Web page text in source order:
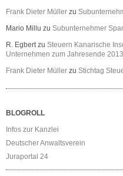
Frank Dieter Müller zu
Mario Millu zu Subunternehmer
R. Egbertzu Steuern Kanarische
Unternehmen zum Jahresende 2013
Frank Dieter Müller zu Stichtag
BLOGROLL
Infos zur Kanzlei
Deutscher Anwaltsverein
Juraportal 24